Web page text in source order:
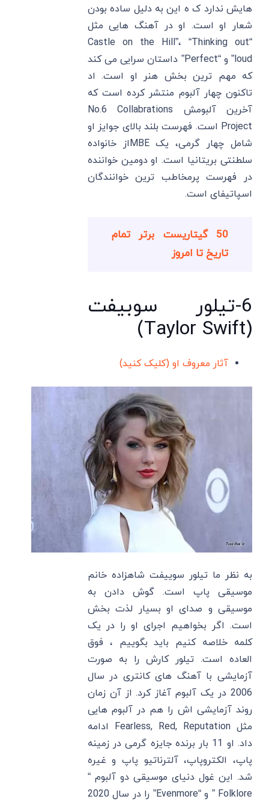
هایش ندارد ک ه این به دلیل ساده بودن
شعار او است. او در آهنگ هایی مثل
“Castle on the Hill”، “Thinking out
loud” و “Perfect” داستان سرایی می کند
که مهم ترین بخش هنر او است. اد
تاکنون چهار آلبوم منتشر کرده است که
آخرین آلبومش No.6 Collabrations
Project است. فهرست بلند بالای جوایز او
شامل چهار گرمی، یک MBEاز خانواده
سلطنتی بریتانیا است. او دومین خواننده
در فهرست پرمخاطب ترین خوانندگان
اسپاتیفای است.
50 گیتاریست برتر تمام
تاریخ تا امروز
6-تیلور سوبیفت
(Taylor Swift)
آثار معروف او (کلیک کنید)
به نظر ما تیلور سوییفت شاهزاده خانم
موسیقی پاپ است. گوش دادن به
موسیقی و صدای او بسیار لذت بخش
است. اگر بخواهیم اجرای او را در یک
کلمه خلاصه کنیم باید بگوییم ، فوق
العاده است. تیلور کارش را به صورت
آزمایشی با آهنگ های کانتری در سال
2006 در یک آلبوم آغاز کرد. از آن زمان
روند آزمایشی اش را هم در آلبوم هایی
مثل Fearless, Red, Reputation ادامه
داد. او 11 بار برنده جایزه گرمی در زمینه
پاپ، الکتروپاپ، آلترناتیو پاپ و غیره
شد. این غول دنیای موسیقی دو آلبوم “
Folklore ” و “Evenmore” را در سال 2020